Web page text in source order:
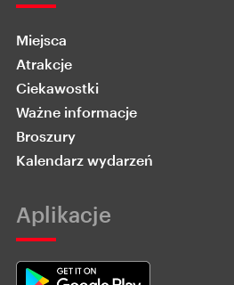
Miejsca
Atrakcje
Ciekawostki
Ważne informacje
Broszury
Kalendarz wydarzeń
Aplikacje